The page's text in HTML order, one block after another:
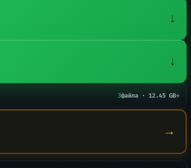
↓
↓
3файла · 12.45 GB→
→